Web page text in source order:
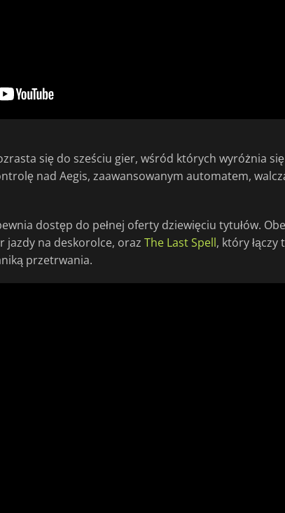
się do sześciu gier, wśród których wyróżnia się
nad Aegis, zaawansowanym automatem,
dostęp do pełnej oferty dziewięciu tytułów.
jazdy na deskorolce, oraz The Last Spell, który
przetrwania.